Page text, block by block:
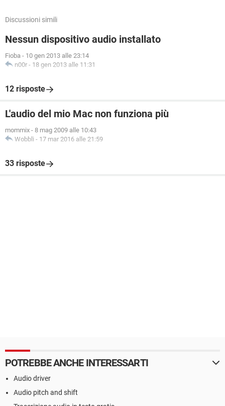
Discussioni simili
Nessun dispositivo audio installato
Fioba - 10 gen 2013 alle 23:14
n00r - 18 gen 2013 alle 11:31
12 risposte
L'audio del mio Mac non funziona più
mommix - 8 mag 2009 alle 10:43
Wobbli - 17 mar 2016 alle 21:59
33 risposte
POTREBBE ANCHE INTERESSARTI
Audio driver
Audio pitch and shift